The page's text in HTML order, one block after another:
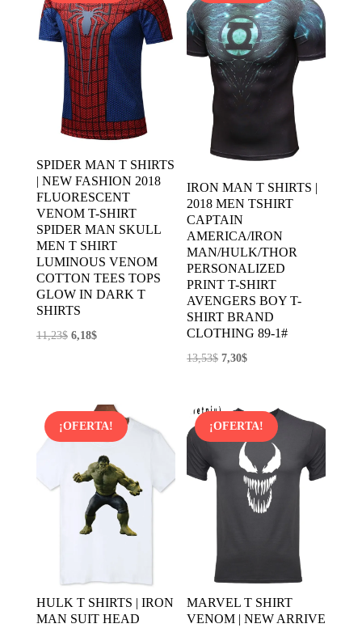
SPIDER MAN T SHIRTS
| NEW FASHION 2018
FLUORESCENT
VENOM T-SHIRT
SPIDER MAN SKULL
MEN T SHIRT
LUMINOUS VENOM
COTTON TEES TOPS
GLOW IN DARK T
SHIRTS
11,23$ El
6,18$El
6,18$.
IRON MAN T SHIRTS |
2018 MEN TSHIRT
CAPTAIN
AMERICA/IRON
MAN/HULK/THOR
PERSONALIZED
PRINT T-SHIRT
AVENGERS BOY T-
SHIRT BRAND
CLOTHING 89-1#
13,53$ El
era:
13,53$.
7,30$El
es:
7,30$.
¡OFERTA!
HULK T SHIRTS | IRON
MAN SUIT HEAD
¡OFERTA!
MARVEL T SHIRT
VENOM | NEW ARRIVE